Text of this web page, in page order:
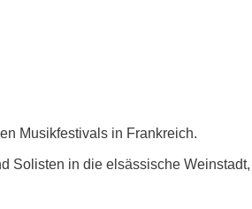
Musikfestivals in Frankreich.
Solisten in die elsässische